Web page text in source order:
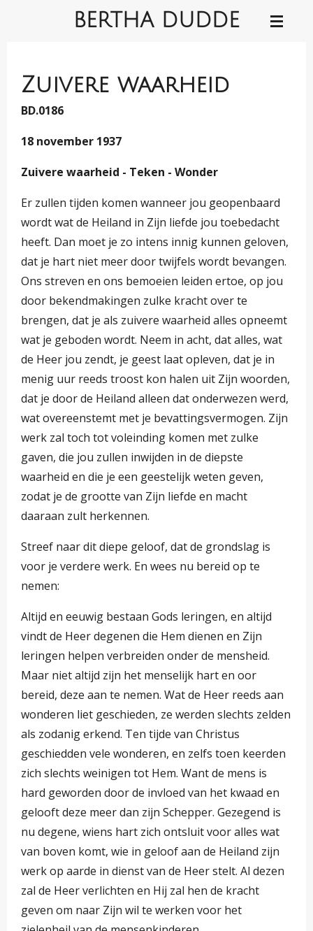
hoofdinhoud
BERTHA DUDDE
Zuivere waarheid
BD.0186
18 november 1937
Zuivere waarheid - Teken - Wonder
Er zullen tijden komen wanneer jou geopenbaard
wordt wat de Heiland in Zijn liefde jou toebedacht
heeft. Dan moet je zo intens innig kunnen geloven,
dat je hart niet meer door twijfels wordt bevangen.
Ons streven en ons bemoeien leiden ertoe, op jou
door bekendmakingen zulke kracht over te
brengen, dat je als zuivere waarheid alles opneemt
wat je geboden wordt. Neem in acht, dat alles, wat
de Heer jou zendt, je geest laat opleven, dat je in
menig uur reeds troost kon halen uit Zijn woorden,
dat je door de Heiland alleen dat onderwezen werd,
wat overeenstemt met je bevattingsvermogen. Zijn
werk zal toch tot voleinding komen met zulke
gaven, die jou zullen inwijden in de diepste
waarheid en die je een geestelijk weten geven,
zodat je de grootte van Zijn liefde en macht
daaraan zult herkennen.
Streef naar dit diepe geloof, dat de grondslag is
voor je verdere werk. En wees nu bereid op te
nemen:
Altijd en eeuwig bestaan Gods leringen, en altijd
vindt de Heer degenen die Hem dienen en Zijn
leringen helpen verbreiden onder de mensheid.
Maar niet altijd zijn het menselijk hart en oor
bereid, deze aan te nemen. Wat de Heer reeds aan
wonderen liet geschieden, ze werden slechts zelden
als zodanig erkend. Ten tijde van Christus
geschiedden vele wonderen, en zelfs toen keerden
zich slechts weinigen tot Hem. Want de mens is
hard geworden door de invloed van het kwaad en
gelooft deze meer dan zijn Schepper. Gezegend is
nu degene, wiens hart zich ontsluit voor alles wat
van boven komt, wie in geloof aan de Heiland zijn
werk op aarde in dienst van de Heer stelt. Al dezen
zal de Heer verlichten en Hij zal hen de kracht
geven om naar Zijn wil te werken voor het